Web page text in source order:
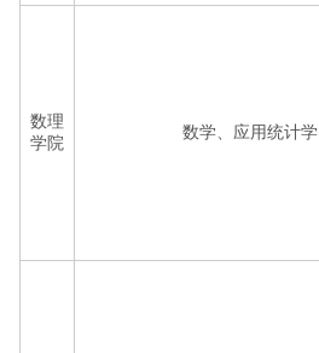
数理
学院
数学、应用统计学